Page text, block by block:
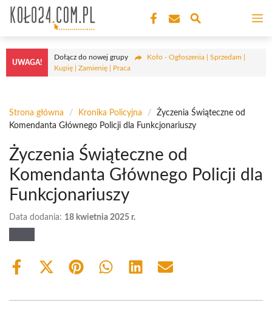
Przejdź
treści
UWAGA!
Dołącz do nowej grupy
Koło - Ogłoszenia | Sprzedam |
Kupię | Zamienię | Praca
Strona główna / Kronika Policyjna /
Życzenia Świąteczne od
Komendanta Głównego Policji dla Funkcjonariuszy
Życzenia Świąteczne od
Komendanta Głównego Policji dla
Funkcjonariuszy
Data dodania: 18 kwietnia 2025 r.
Share
Share
(Twitter)
Share Share Share Share